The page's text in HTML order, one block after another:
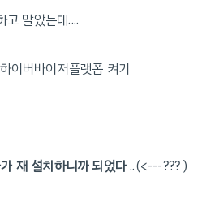
고 말았는데....
이버바이저플랫폼 켜기
재 설치하니까 되었다..(<---??? )